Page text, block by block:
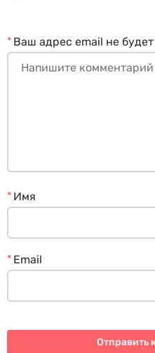
Ваш адрес email не
*
Имя
*
Email
*